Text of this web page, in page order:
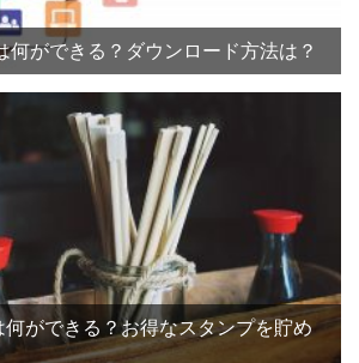
何ができる？ダウンロード方法は？
何ができる？お得なスタンプを貯め